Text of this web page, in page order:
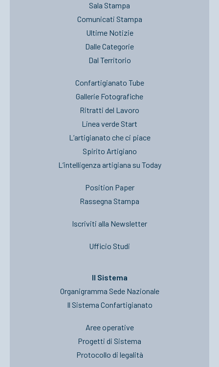
Sala Stampa
Comunicati Stampa
Ultime Notizie
Dalle Categorie
Dal Territorio
Confartigianato Tube
Gallerie Fotografiche
Ritratti del Lavoro
Linea verde Start
L’artigianato che ci piace
Spirito Artigiano
L’intelligenza artigiana su Today
Position Paper
Rassegna Stampa
Iscriviti alla Newsletter
Ufficio Studi
Il Sistema
Organigramma Sede Nazionale
Il Sistema Confartigianato
Aree operative
Progetti di Sistema
Protocollo di legalità